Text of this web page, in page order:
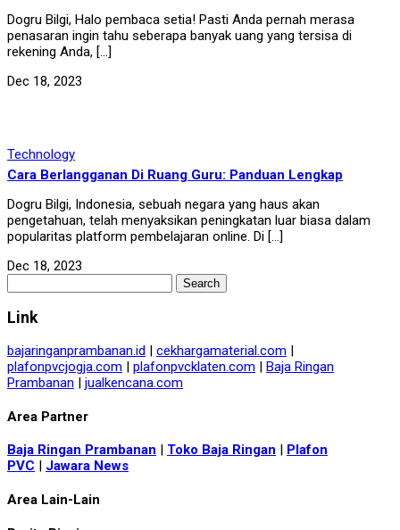
Dogru Bilgi, Halo pembaca setia! Pasti Anda pernah merasa
penasaran ingin tahu seberapa banyak uang yang tersisa di
rekening Anda, […]
Dec 18, 2023
Technology
Cara Berlangganan Di Ruang Guru: Panduan Lengkap
Dogru Bilgi, Indonesia, sebuah negara yang haus akan
pengetahuan, telah menyaksikan peningkatan luar biasa dalam
popularitas platform pembelajaran online. Di […]
Dec 18, 2023
for:
Link
bajaringanprambanan.id | cekhargamaterial.com |
plafonpvcjogja.com | plafonpvcklaten.com | Baja Ringan
Prambanan | jualkencana.com
Area Partner
Baja Ringan Prambanan Toko Baja Ringan
Plafon
PVC
Jawara News
Area Lain-Lain